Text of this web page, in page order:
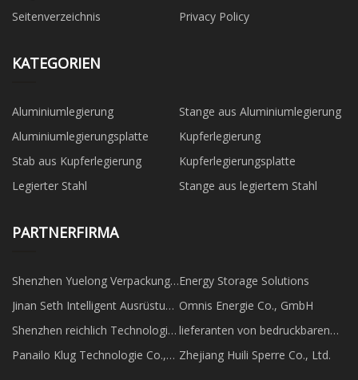
Seitenverzeichnis
Privacy Policy
KATEGORIEN
Aluminiumlegierung
Stange aus Aluminiumlegierung
Aluminiumlegierungsplatte
Kupferlegierung
Stab aus Kupferlegierung
Kupferlegierungsplatte
Legierter Stahl
Stange aus legiertem Stahl
PARTNERFIRMA
Shenzhen Yuelong Verpackung
Drucken Co., GmbH
Energy Storage Solutions
Jinan Seth Intelligent Ausrüstung
Co., Ltd.
Omnis Energie Co., GmbH
Shenzhen reichlich Technologie
Co., Ltd
lieferanten von bedruckbaren
wandfolien
Panailo Klug Technologie Co.,
Zhejiang Huili Sperre Co., Ltd.